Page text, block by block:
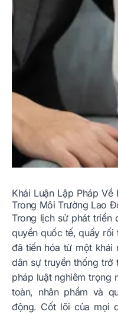
Khái Luận Lập Pháp
Trong Môi Trường Lao
Trong lịch sử phát triển
quyền quốc tế, quấy rối
đã tiến hóa từ một khái
dân sự truyền thống trở
pháp luật nghiêm trọng
toàn, nhân phẩm và
động. Cốt lõi của mọi